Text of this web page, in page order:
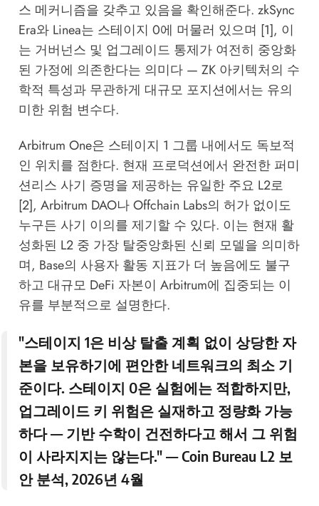
스 메커니즘을 갖추고 있음을 확인해준다. zkSync
Era와 Linea는 스테이지 0에 머물러 있으며 [1], 이
는 거버넌스 및 업그레이드 통제가 여전히 중앙화
된 가정에 의존한다는 의미다 — ZK 아키텍처의 수
학적 특성과 무관하게 대규모 포지션에서는 유의
미한 위험 변수다.
Arbitrum One은 스테이지 1 그룹 내에서도 독보적
인 위치를 점한다. 현재 프로덕션에서 완전한 퍼미
션리스 사기 증명을 제공하는 유일한 주요 L2로
[2], Arbitrum DAO나 Offchain Labs의 허가 없이도
누구든 사기 이의를 제기할 수 있다. 이는 현재 활
성화된 L2 중 가장 탈중앙화된 신뢰 모델을 의미하
며, Base의 사용자 활동 지표가 더 높음에도 불구
하고 대규모 DeFi 자본이 Arbitrum에 집중되는 이
유를 부분적으로 설명한다.
"스테이지 1은 비상 탈출 계획 없이 상당한 자
본을 보유하기에 편안한 네트워크의 최소 기
준이다. 스테이지 0은 실험에는 적합하지만,
업그레이드 키 위험은 실재하고 정량화 가능
하다 — 기반 수학이 건전하다고 해서 그 위험
이 사라지지는 않는다." —Coin Bureau L2 보
안 분석, 2026년 4월